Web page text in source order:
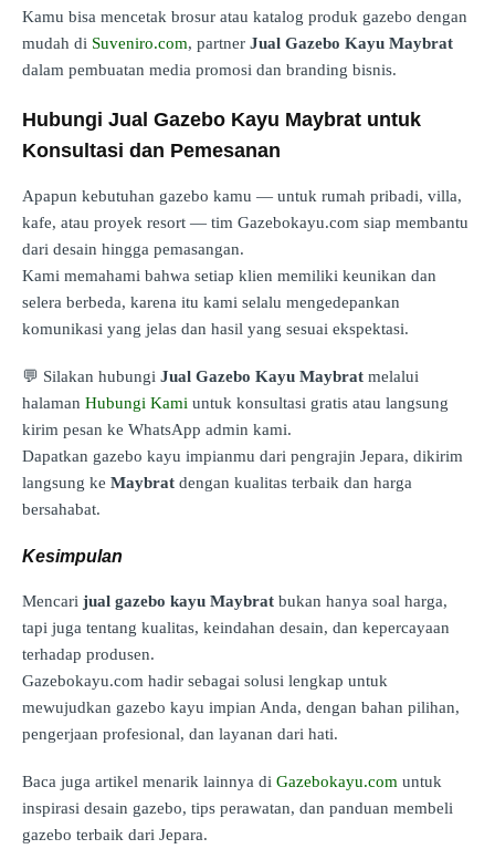
Kamu bisa mencetak brosur atau katalog produk gazebo dengan
mudah di Suveniro.com, partner Jual Gazebo Kayu Maybrat
dalam pembuatan media promosi dan branding bisnis.
Hubungi Jual Gazebo Kayu Maybrat untuk
Konsultasi dan Pemesanan
Apapun kebutuhan gazebo kamu — untuk rumah pribadi, villa,
kafe, atau proyek resort — tim Gazebokayu.com siap membantu
dari desain hingga pemasangan.
Kami memahami bahwa setiap klien memiliki keunikan dan
selera berbeda, karena itu kami selalu mengedepankan
komunikasi yang jelas dan hasil yang sesuai ekspektasi.
💬 Silakan hubungi Jual Gazebo Kayu Maybrat melalui
halaman Hubungi Kami untuk konsultasi gratis atau langsung
kirim pesan ke WhatsApp admin kami.
Dapatkan gazebo kayu impianmu dari pengrajin Jepara, dikirim
langsung ke Maybrat dengan kualitas terbaik dan harga
bersahabat.
Kesimpulan
Mencari jual gazebo kayu Maybrat bukan hanya soal harga,
tapi juga tentang kualitas, keindahan desain, dan kepercayaan
terhadap produsen.
Gazebokayu.com hadir sebagai solusi lengkap untuk
mewujudkan gazebo kayu impian Anda, dengan bahan pilihan,
pengerjaan profesional, dan layanan dari hati.
Baca juga artikel menarik lainnya di Gazebokayu.com untuk
inspirasi desain gazebo, tips perawatan, dan panduan membeli
gazebo terbaik dari Jepara.